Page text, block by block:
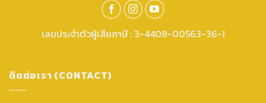
เลขประจำตัวผู้เสียภาษี : 3-4408-00563-36-1
ติดต่อเรา (CONTACT)